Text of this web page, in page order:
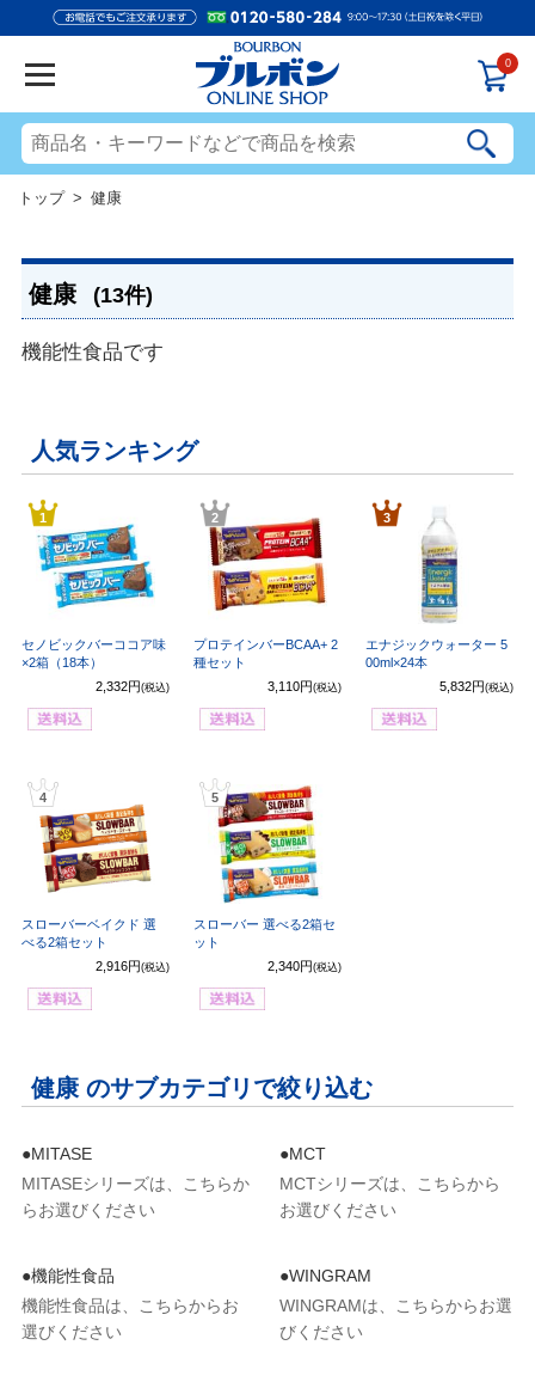
0
トップ> 健康
健康 (13件)
機能性食品です
人気ランキング
1
セノビックバーココア味
×2箱（18本）
2,332円 (税込)
2
プロテインバーBCAA+ 2
種セット
3,110円 (税込)
3
エナジックウォーター 5
00ml×24本
5,832円(税込)
4
スローバーベイクド 選
べる2箱セット
2,916円 (税込)
5
スローバー 選べる2箱セ
ット
2,340円 (税込)
健康 のサブカテゴリで絞り込む
●MITASE
MITASEシリーズは、こちらか
らお選びください
●MCT
MCTシリーズは、こちらから
お選びください
●機能性食品
機能性食品は、こちらからお
選びください
●WINGRAM
WINGRAMは、こちらからお選
びください